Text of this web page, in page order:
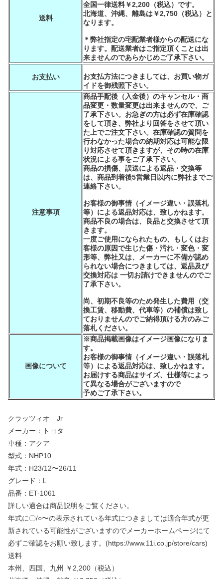
送料
全国一律送料￥2,200（税込）です。
北海道、沖縄、離島は￥2,750（税込）と
なります。
＊弊社指定の宅配業者様からの配送にな
ります。配送業者はご指定頂くことは出
来ませんのであらかじめご了承下さい。
お支払い
お支払方法につきましては、お買い物ガ
イドを御残照下さい。
注意事項
商品手配後（入金後）のキャンセル・商
品変更・数量変更は出来ませんので、ご
了承下さい。お急ぎの方は必ず在庫確認
をして頂き、弊社より回答をさせて頂い
た上でご注文下さい。在庫確認の質問を
行わなかった場合の納期対応は可能な限
り対応させて頂きますが、その時の在庫
状況による事をご了承下さい。
商品の損傷、誤送による返品・交換等
は、商品到着後5営業日以内に弊社までご
連絡下さい。
お客様の御事情（イメージ違い・誤落札
等）による返品対応は、致しかねます。
商品不良の場合は、良品と交換させて頂
きます。
一度ご使用になられたもの、もしくはお
客様の原因で生じた傷・汚れ・変色・変
形等、弊社又は、メーカーに不備が認め
られない場合につきましては、返品及び
交換対応は 一切お請けできませんのでご
了承下さい。
尚、初期不良等のため発生した費用（交
換工賃、移動費、代車等）の補償は致し
ておりませんのでご納得頂ける方のみご
落札ください。
画像について
※商品掲載画像はイメージ画像になりま
す。
お客様の御事情（イメージ違い・誤落札
等）による返品対応は、致しかねます。
お届けする商品はサイズ、仕様等によっ
て異なる場合がございますので
予めご了承下さい。
クラッツィオ Jr
メーカー：トヨタ
車種：アクア
型式：NHP10
年式：H23/12〜26/11
グレード：L
品番：ET-1061
詳しい適合は商品説明をご覧ください。
年式に〇/○〜の表示されている年式につきましては適合年式が更
新されている可能性がございますのでメーカーホームページにて
必ずご確認をお願い致します。(https://www.11i.co.jp/store/cars)
送料
本州、四国、九州 ￥2,200（税込）